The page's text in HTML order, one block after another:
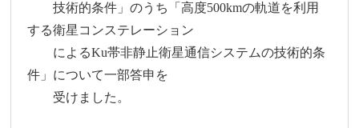
技術的条件」のうち「高度500kmの軌道を利用
する衛星コンステレーション
によるKu帯非静止衛星通信システムの技術的条
件」について一部答申を
受けました。